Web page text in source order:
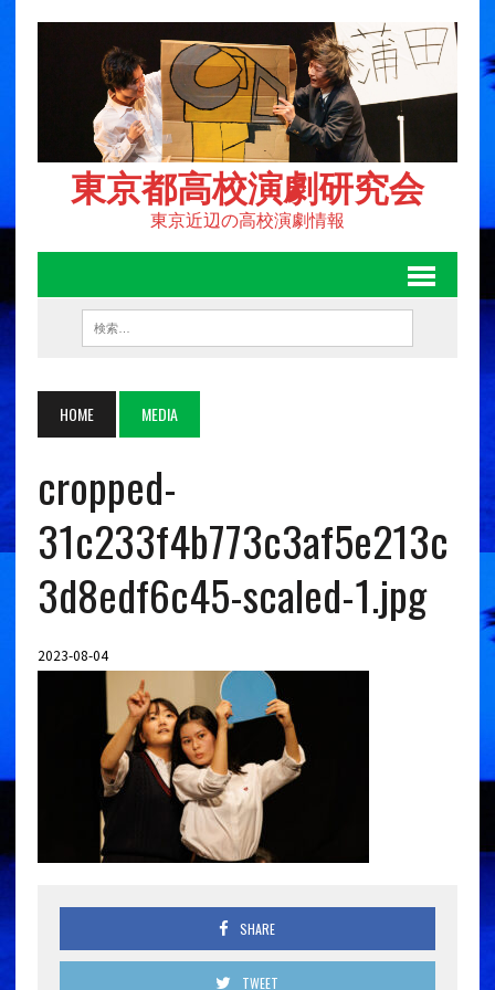
東京都高校演劇研究会
東京近辺の高校演劇情報
HOME MEDIA
cropped-
31c233f4b773c3af5e213c
3d8edf6c45-scaled-1.jpg
2023-08-04
SHARE
TWEET